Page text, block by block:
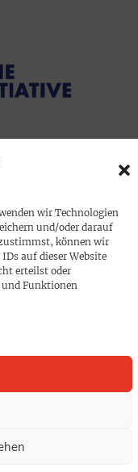
wir Technologien
und/oder darauf
können wir
auf dieser Website
erteilst oder
Funktionen